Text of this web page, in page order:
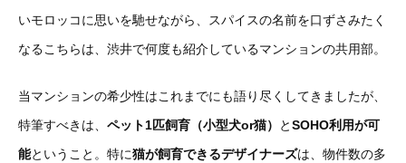
いモロッコに思いを馳せながら、スパイスの名前を口ずさみたく
なるこちらは、渋井で何度も紹介しているマンションの共用部。
当マンションの希少性はこれまでにも語り尽くしてきましたが、
特筆すべきは、 ペット1匹飼育（小型犬or猫） とSOHO利用が可
能ということ。特に猫が飼育できるデザイナーズは、物件数の多